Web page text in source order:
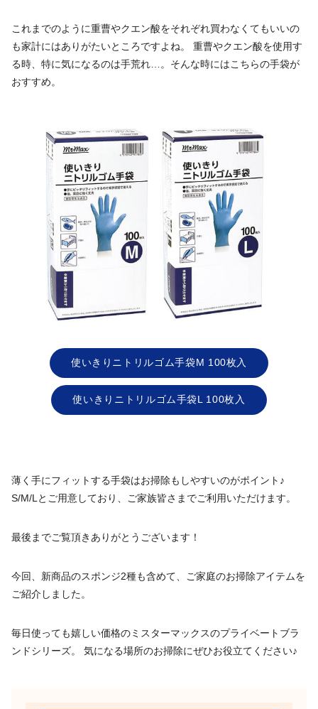
これまでのように重曹やクエン酸をそれぞれ買わなくてもいいの
も家計にはありがたいところですよね。 重曹やクエン酸を使用す
る時、特に気になるのは手荒れ…。そんな時にはこちらの手袋が
おすすめ。
使いきりニトリルゴム手袋M 100枚入
使いきりニトリルゴム手袋L 100枚入
薄く手にフィットする手袋はお掃除もしやすいのがポイント♪
S/M/Lとご用意しており、ご家族皆さまでご利用いただけます。
最後までご覧頂きありがとうございます！
今回、新商品のスポンジ2種も含めて、ご家庭のお掃除アイテムを
ご紹介しました。
毎日使っても嬉しい価格のミスターマックスのプライベートブラ
ンドシリーズ。 気になる場所のお掃除にぜひお役立てください♪